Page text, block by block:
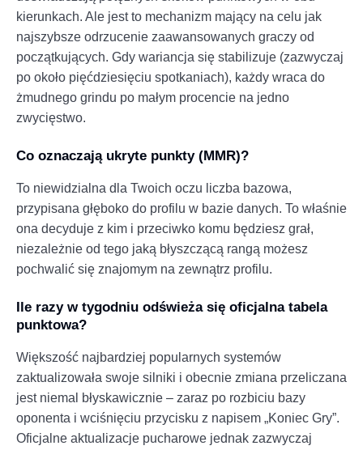
kierunkach. Ale jest to mechanizm mający na celu jak
najszybsze odrzucenie zaawansowanych graczy od
początkujących. Gdy wariancja się stabilizuje (zazwyczaj
po około pięćdziesięciu spotkaniach), każdy wraca do
żmudnego grindu po małym procencie na jedno
zwycięstwo.
Co oznaczają ukryte punkty (MMR)?
To niewidzialna dla Twoich oczu liczba bazowa,
przypisana głęboko do profilu w bazie danych. To właśnie
ona decyduje z kim i przeciwko komu będziesz grał,
niezależnie od tego jaką błyszczącą rangą możesz
pochwalić się znajomym na zewnątrz profilu.
Ile razy w tygodniu odświeża się oficjalna tabela
punktowa?
Większość najbardziej popularnych systemów
zaktualizowała swoje silniki i obecnie zmiana przeliczana
jest niemal błyskawicznie – zaraz po rozbiciu bazy
oponenta i wciśnięciu przycisku z napisem „Koniec Gry”.
Oficjalne aktualizacje pucharowe jednak zazwyczaj